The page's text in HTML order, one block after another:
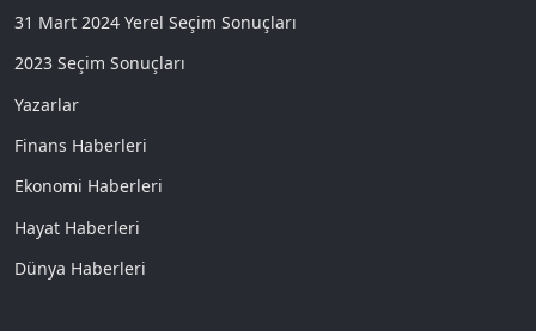
31 Mart 2024 Yerel Seçim Sonuçları
2023 Seçim Sonuçları
Yazarlar
Finans Haberleri
Ekonomi Haberleri
Hayat Haberleri
Dünya Haberleri